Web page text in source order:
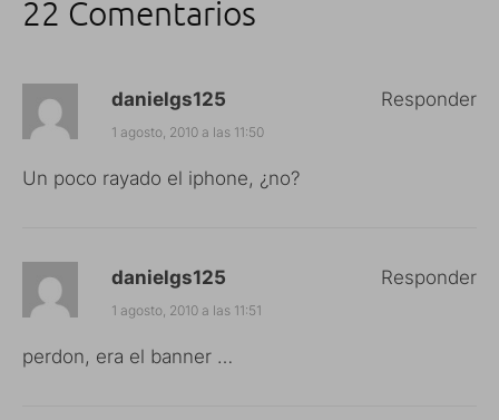
22 Comentarios
danielgs125
1 agosto, 2010 a las 11:50
Un poco rayado el iphone, ¿no?
Responder
danielgs125
1 agosto, 2010 a las 11:51
perdon, era el banner …
Responder